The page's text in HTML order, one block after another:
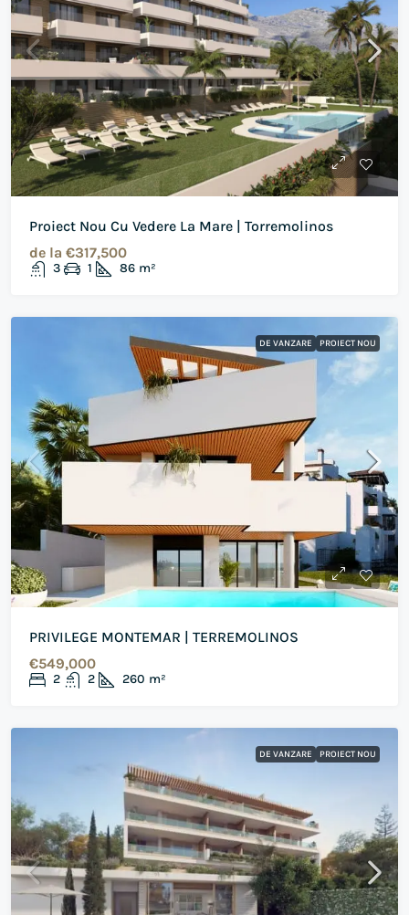
Proiect Nou Cu Vedere La Mare | Torremolinos
de la €317,500
3 1 86 m²
DE VANZARE PROIECT NOU
PRIVILEGE MONTEMAR | TERREMOLINOS
€549,000
2 2 260 m²
DE VANZARE PROIECT NOU